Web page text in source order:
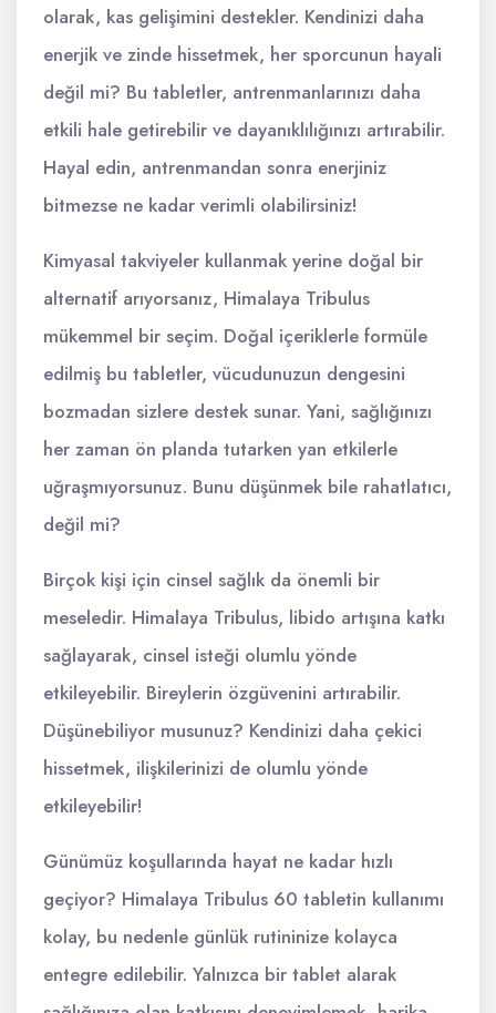
olarak, kas gelişimini destekler. Kendinizi daha
enerjik ve zinde hissetmek, her sporcunun hayali
değil mi? Bu tabletler, antrenmanlarınızı daha
etkili hale getirebilir ve dayanıklılığınızı artırabilir.
Hayal edin, antrenmandan sonra enerjiniz
bitmezse ne kadar verimli olabilirsiniz!
Kimyasal takviyeler kullanmak yerine doğal bir
alternatif arıyorsanız, Himalaya Tribulus
mükemmel bir seçim. Doğal içeriklerle formüle
edilmiş bu tabletler, vücudunuzun dengesini
bozmadan sizlere destek sunar. Yani, sağlığınızı
her zaman ön planda tutarken yan etkilerle
uğraşmıyorsunuz. Bunu düşünmek bile rahatlatıcı,
değil mi?
Birçok kişi için cinsel sağlık da önemli bir
meseledir. Himalaya Tribulus, libido artışına katkı
sağlayarak, cinsel isteği olumlu yönde
etkileyebilir. Bireylerin özgüvenini artırabilir.
Düşünebiliyor musunuz? Kendinizi daha çekici
hissetmek, ilişkilerinizi de olumlu yönde
etkileyebilir!
Günümüz koşullarında hayat ne kadar hızlı
geçiyor? Himalaya Tribulus 60 tabletin kullanımı
kolay, bu nedenle günlük rutininize kolayca
entegre edilebilir. Yalnızca bir tablet alarak